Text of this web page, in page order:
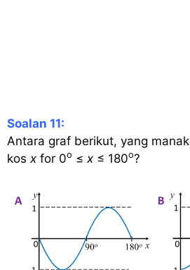
Soalan 11:
Antara graf berikut, yang
kos x for 0o ≤ x ≤ 180o?